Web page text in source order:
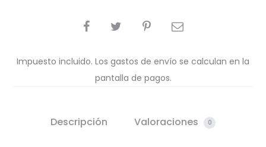
COMPARTIR
Impuesto incluido. Los gastos de envío se calculan en la
pantalla de pagos.
Descripción Valoraciones 0